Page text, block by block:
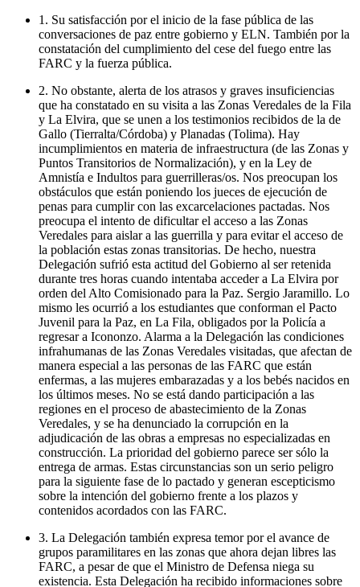
1. Su satisfacción por el inicio de la fase pública de las
conversaciones de paz entre gobierno y ELN. También por la
constatación del cumplimiento del cese del fuego entre las
FARC y la fuerza pública.
2. No obstante, alerta de los atrasos y graves insuficiencias
que ha constatado en su visita a las Zonas Veredales de la Fila
y La Elvira, que se unen a los testimonios recibidos de la de
Gallo (Tierralta/Córdoba) y Planadas (Tolima). Hay
incumplimientos en materia de infraestructura (de las Zonas y
Puntos Transitorios de Normalización), y en la Ley de
Amnistía e Indultos para guerrilleras/os. Nos preocupan los
obstáculos que están poniendo los jueces de ejecución de
penas para cumplir con las excarcelaciones pactadas. Nos
preocupa el intento de dificultar el acceso a las Zonas
Veredales para aislar a las guerrilla y para evitar el acceso de
la población estas zonas transitorias. De hecho, nuestra
Delegación sufrió esta actitud del Gobierno al ser retenida
durante tres horas cuando intentaba acceder a La Elvira por
orden del Alto Comisionado para la Paz. Sergio Jaramillo. Lo
mismo les ocurrió a los estudiantes que conforman el Pacto
Juvenil para la Paz, en La Fila, obligados por la Policía a
regresar a Icononzo. Alarma a la Delegación las condiciones
infrahumanas de las Zonas Veredales visitadas, que afectan de
manera especial a las personas de las FARC que están
enfermas, a las mujeres embarazadas y a los bebés nacidos en
los últimos meses. No se está dando participación a las
regiones en el proceso de abastecimiento de la Zonas
Veredales, y se ha denunciado la corrupción en la
adjudicación de las obras a empresas no especializadas en
construcción. La prioridad del gobierno parece ser sólo la
entrega de armas. Estas circunstancias son un serio peligro
para la siguiente fase de lo pactado y generan escepticismo
sobre la intención del gobierno frente a los plazos y
contenidos acordados con las FARC.
3. La Delegación también expresa temor por el avance de
grupos paramilitares en las zonas que ahora dejan libres las
FARC, a pesar de que el Ministro de Defensa niega su
existencia. Esta Delegación ha recibido informaciones sobre